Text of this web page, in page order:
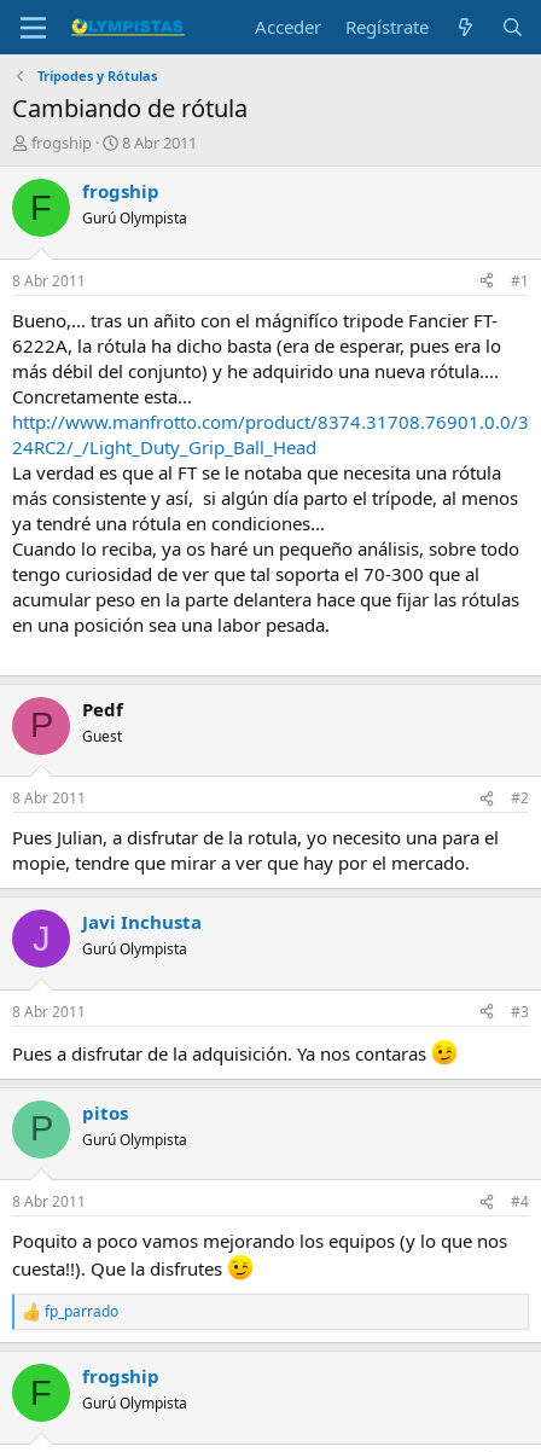
Acceder Regístrate
Trípodes y Rótulas
Cambiando de rótula
I
i
c
a
d
o
r
d
e
l
t
e
m
a
frogship
F
c
a
i
n
c
i
o
8 Abr 2011
F frogship
Gurú Olympista
8 Abr 2011 #1
Bueno,... tras un añito con el mágnifíco tripode Fancier FT-
6222A, la rótula ha dicho basta (era de esperar, pues era lo
más débil del conjunto) y he adquirido una nueva rótula....
Concretamente esta...
http://www.manfrotto.com/product/8374.31708.76901.0.0/3
24RC2/_/Light_Duty_Grip_Ball_Head
La verdad es que al FT se le notaba que necesita una rótula
más consistente y así, si algún día parto el trípode, al menos
ya tendré una rótula en condiciones...
Cuando lo reciba, ya os haré un pequeño análisis, sobre todo
tengo curiosidad de ver que tal soporta el 70-300 que al
acumular peso en la parte delantera hace que fijar las rótulas
en una posición sea una labor pesada.
P Pedf
Guest
8 Abr 2011 #2
Pues Julian, a disfrutar de la rotula, yo necesito una para el
mopie, tendre que mirar a ver que hay por el mercado.
J Javi Inchusta
Gurú Olympista
8 Abr 2011 #3
Pues a disfrutar de la adquisición. Ya nos contaras
P pitos
Gurú Olympista
8 Abr 2011 #4
Poquito a poco vamos mejorando los equipos (y lo que nos
cuesta!!). Que la disfrutes
R
e
c
i
fp_parrado
F frogship
Gurú Olympista